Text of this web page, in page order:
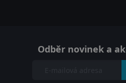
Odběr novinek a